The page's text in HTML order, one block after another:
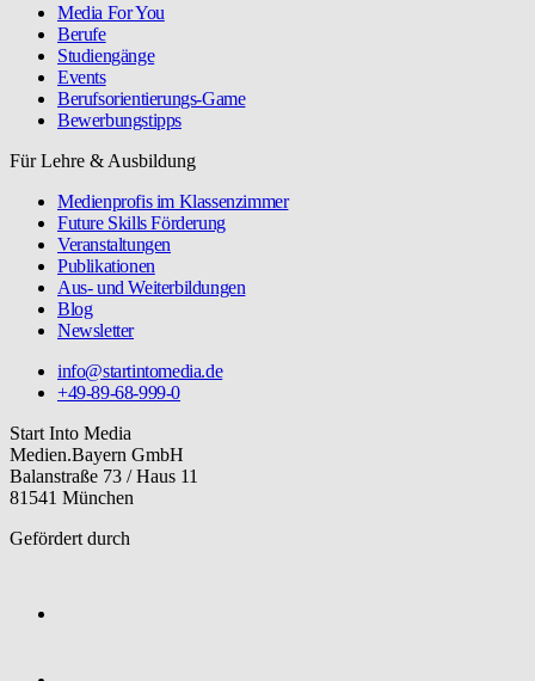
Media For You
Berufe
Studiengänge
Events
Berufsorientierungs-Game
Bewerbungstipps
Für Lehre & Ausbildung
Medienprofis im Klassenzimmer
Future Skills Förderung
Veranstaltungen
Publikationen
Aus- und Weiterbildungen
Blog
Newsletter
info@startintomedia.de
+49-89-68-999-0
Start Into Media
Medien.Bayern GmbH
Balanstraße 73 / Haus 11
81541 München
Gefördert durch